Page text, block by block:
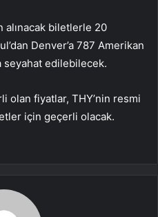
alınacak biletlerle 20
Denver’a 787 Amerikan
seyahat edilebilecek.
olan fiyatlar, THY’nin resmi
için geçerli olacak.